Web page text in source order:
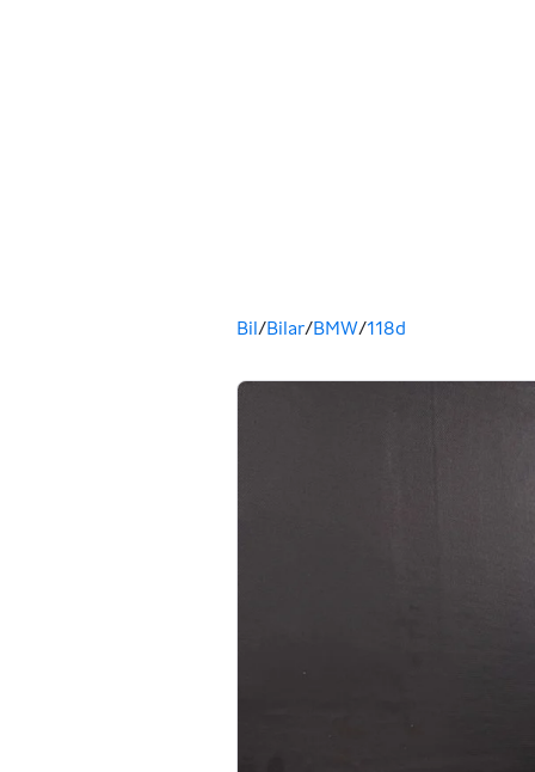
Du är här
Bil/Bilar/BMW/118d